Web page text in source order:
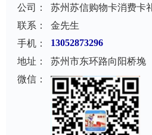
公司：
苏州苏信购物卡消费卡
联系：
金先生
手机：
13052873296
地址：
苏州市东环路向阳桥堍
微信：